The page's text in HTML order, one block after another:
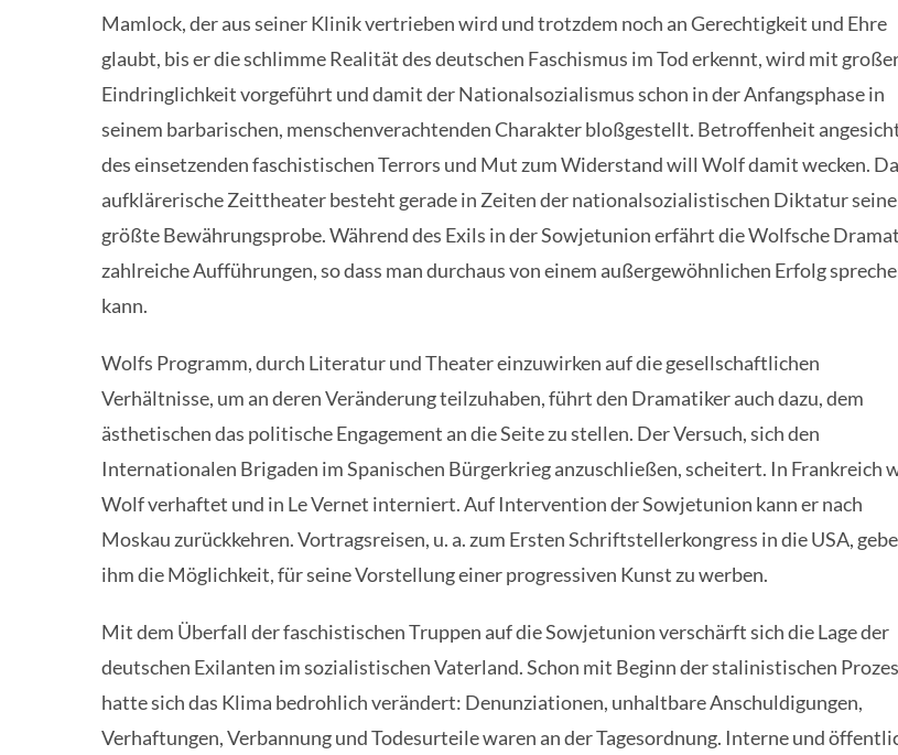
Mamlock, der aus seiner Klinik vertrieben wird und trotzdem noch an Gerechtigkeit und Ehre
glaubt, bis er die schlimme Realität des deutschen Faschismus im Tod erkennt, wird mit
Eindringlichkeit vorgeführt und damit der Nationalsozialismus schon in der Anfangsphase in
seinem barbarischen, menschenverachtenden Charakter bloßgestellt. Betroffenheit
des einsetzenden faschistischen Terrors und Mut zum Widerstand will Wolf damit wecken.
aufklärerische Zeittheater besteht gerade in Zeiten der nationalsozialistischen Diktatur seine
größte Bewährungsprobe. Während des Exils in der Sowjetunion erfährt die Wolfsche
zahlreiche Aufführungen, so dass man durchaus von einem außergewöhnlichen Erfolg
kann.
Wolfs Programm, durch Literatur und Theater einzuwirken auf die gesellschaftlichen
Verhältnisse, um an deren Veränderung teilzuhaben, führt den Dramatiker auch dazu, dem
ästhetischen das politische Engagement an die Seite zu stellen. Der Versuch, sich den
Internationalen Brigaden im Spanischen Bürgerkrieg anzuschließen, scheitert. In Frankreich
Wolf verhaftet und in Le Vernet interniert. Auf Intervention der Sowjetunion kann er nach
Moskau zurückkehren. Vortragsreisen, u. a. zum Ersten Schriftstellerkongress in die USA,
ihm die Möglichkeit, für seine Vorstellung einer progressiven Kunst zu werben.
Mit dem Überfall der faschistischen Truppen auf die Sowjetunion verschärft sich die Lage der
deutschen Exilanten im sozialistischen Vaterland. Schon mit Beginn der stalinistischen
hatte sich das Klima bedrohlich verändert: Denunziationen, unhaltbare Anschuldigungen,
Verhaftungen, Verbannung und Todesurteile waren an der Tagesordnung. Interne und